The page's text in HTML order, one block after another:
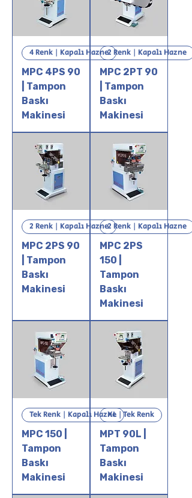
4 Renk | Kapalı Hazne
MPC 4PS 90
| Tampon
Baskı
Makinesi
2 Renk | Kapalı Hazne
MPC 2PT 90
| Tampon
Baskı
Makinesi
2 Renk | Kapalı Hazne
MPC 2PS 90
| Tampon
Baskı
Makinesi
2 Renk | Kapalı Hazne
MPC 2PS
150 |
Tampon
Baskı
Makinesi
Tek Renk | Kapalı Hazne
MPC 150 |
Tampon
Baskı
Makinesi
XL | Tek Renk
MPT 90L |
Tampon
Baskı
Makinesi